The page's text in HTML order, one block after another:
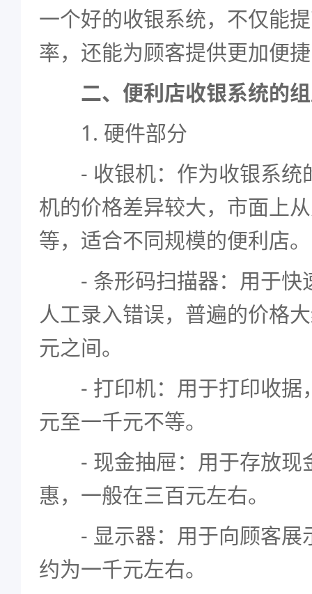
一个好的收银系统，不仅能
率，还能为顾客提供更加便
二、便利店收银系统的
1. 硬件部分
- 收银机：作为收银系统
机的价格差异较大，市面上
等，适合不同规模的便利店。
- 条形码扫描器：用于快
人工录入错误，普遍的价格
元之间。
- 打印机：用于打印收据
元至一千元不等。
- 现金抽屉：用于存放现
惠，一般在三百元左右。
- 显示器：用于向顾客展
约为一千元左右。